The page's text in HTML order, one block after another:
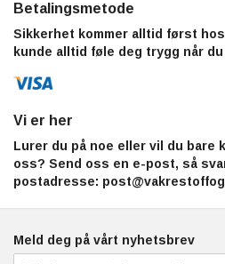
Betalingsmetode
Sikkerhet kommer alltid først
kunde alltid føle deg trygg når
Vi er her
Lurer du på noe eller vil du bare
oss? Send oss en e-post, så
postadresse:
Meld deg på vårt nyhetsbrev